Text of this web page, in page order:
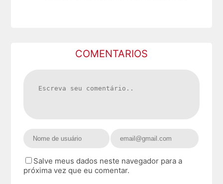
COMENTARIOS
Salve meus dados neste navegador para a
próxima vez que eu comentar.